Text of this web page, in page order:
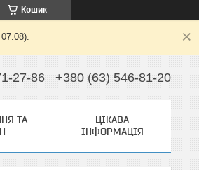
Кошик
27-86 +380 (63) 546-81-20
ТА
ЦІКАВА
ІНФОРМАЦІЯ